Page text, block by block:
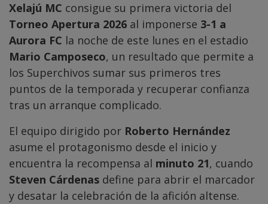
Xelajú MC consigue su primera victoria del
Torneo Apertura 2026 al imponerse 3-1 a
Aurora FC la noche de este lunes en el estadio
Mario Camposeco, un resultado que permite a
los Superchivos sumar sus primeros tres
puntos de la temporada y recuperar confianza
tras un arranque complicado.
El equipo dirigido por Roberto Hernández
asume el protagonismo desde el inicio y
encuentra la recompensa al minuto 21, cuando
Steven Cárdenas define para abrir el marcador
y desatar la celebración de la afición altense.